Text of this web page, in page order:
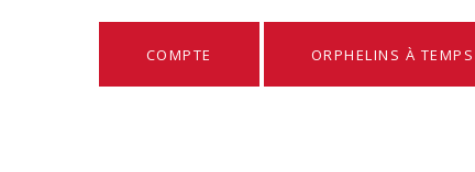
COMPTE ORPHELINS À